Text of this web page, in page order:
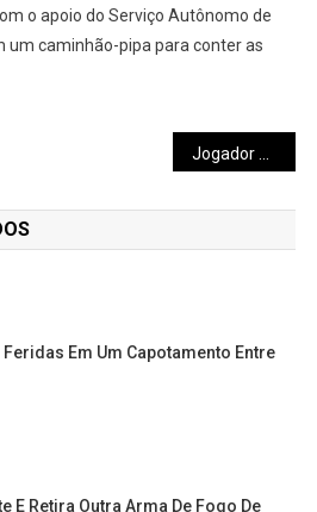
o apoio do Serviço Autônomo de
um caminhão-pipa para conter as
Em Um Capotamento Entre
E Retira Outra Arma De Fogo De